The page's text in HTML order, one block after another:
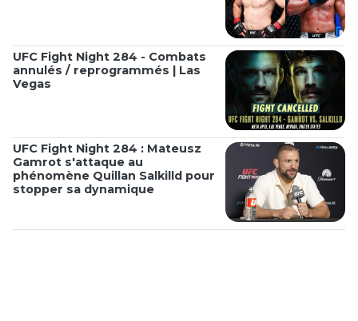
UFC Fight Night 284 - Combats
annulés / reprogrammés | Las
Vegas
UFC Fight Night 284 : Mateusz
Gamrot s'attaque au
phénomène Quillan Salkilld pour
stopper sa dynamique